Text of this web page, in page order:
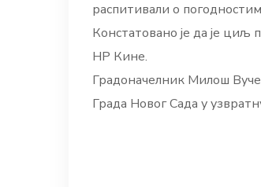
распитивали о
Констатовано је да је
НР Кине.
Градоначелник Милош
Града Новог Сада у